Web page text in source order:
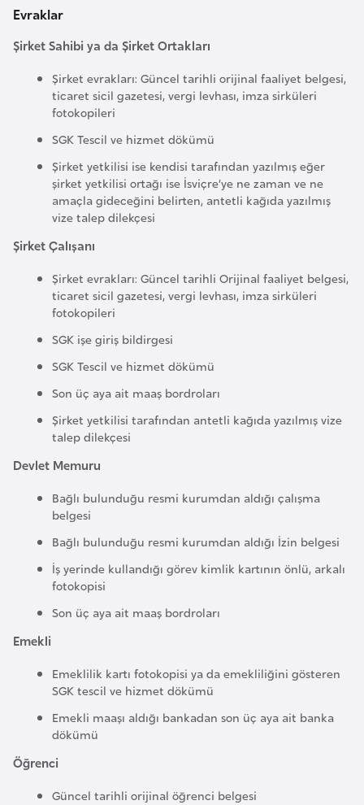
Evraklar
Şirket Sahibi ya da Şirket Ortakları
Şirket evrakları: Güncel tarihli orijinal faaliyet belgesi,
ticaret sicil gazetesi, vergi levhası, imza sirküleri
fotokopileri
SGK Tescil ve hizmet dökümü
Şirket yetkilisi ise kendisi tarafından yazılmış eğer
şirket yetkilisi ortağı ise İsviçre’ye ne zaman ve ne
amaçla gideceğini belirten, antetli kağıda yazılmış
vize talep dilekçesi
Şirket Çalışanı
Şirket evrakları: Güncel tarihli Orijinal faaliyet belgesi,
ticaret sicil gazetesi, vergi levhası, imza sirküleri
fotokopileri
SGK işe giriş bildirgesi
SGK Tescil ve hizmet dökümü
Son üç aya ait maaş bordroları
Şirket yetkilisi tarafından antetli kağıda yazılmış vize
talep dilekçesi
Devlet Memuru
Bağlı bulunduğu resmi kurumdan aldığı çalışma
belgesi
Bağlı bulunduğu resmi kurumdan aldığı İzin belgesi
İş yerinde kullandığı görev kimlik kartının önlü, arkalı
fotokopisi
Son üç aya ait maaş bordroları
Emekli
Emeklilik kartı fotokopisi ya da emekliliğini gösteren
SGK tescil ve hizmet dökümü
Emekli maaşı aldığı bankadan son üç aya ait banka
dökümü
Öğrenci
Güncel tarihli orijinal öğrenci belgesi
r
i
a
y
m
a